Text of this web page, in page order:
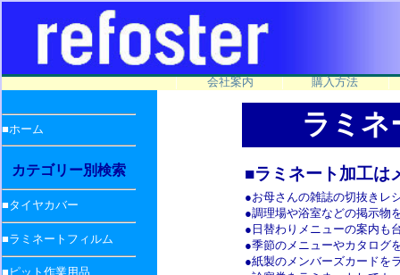
| 会社案内 | 購入方法 |
■ホーム
カテゴリー別検索
■タイヤカバー
■ラミネートフィルム
■ピット作業用品
ラミネ
■ラミネート加工は
●お母さんの雑誌の切抜きレ
●調理場や浴室などの掲示物
●日替わりメニューの案内も
●季節のメニューやカタログ
●紙製のメンバーズカードを